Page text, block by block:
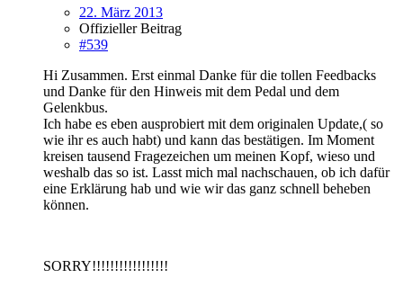
22. März 2013
Offizieller Beitrag
#539
Hi Zusammen. Erst einmal Danke für die tollen Feedbacks
und Danke für den Hinweis mit dem Pedal und dem
Gelenkbus.
Ich habe es eben ausprobiert mit dem originalen Update,( so
wie ihr es auch habt) und kann das bestätigen. Im Moment
kreisen tausend Fragezeichen um meinen Kopf, wieso und
weshalb das so ist. Lasst mich mal nachschauen, ob ich dafür
eine Erklärung hab und wie wir das ganz schnell beheben
können.
SORRY!!!!!!!!!!!!!!!!!